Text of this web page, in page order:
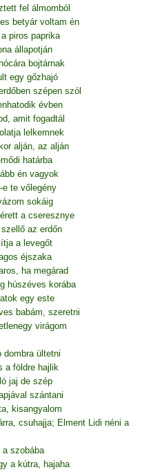
fel álmomból
betyár voltam én
piros paprika
állapotján
bojtárnak
egy gőzhajó
szépen szól
évben
amit fogadtál
lelkemnek
alján, az alján
határba
én vagyok
e te vőlegény
sokáig
a cseresznye
az erdőn
a levegőt
éjszaka
ha megárad
húszéves korába
egy este
babám, szeretni
virágom
dombra ültetni
a földre hajlik
jaj de szép
szántani
kisangyalom
csuhajja; Elment Lidi néni a
a szobába
a kútra, hajaha